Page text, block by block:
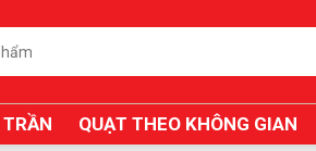
QUẠT THEO KHÔNG GIAN